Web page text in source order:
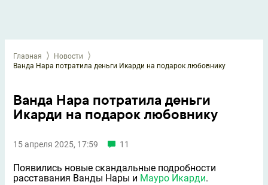
Главная
Новости
Ванда Нара потратила деньги Икарди на подарок любовнику
Ванда Нара потратила деньги
Икарди на подарок любовнику
15 апреля 2025, 17:59 11
Появились новые скандальные подробности
расставания Ванды Нары и Мауро Икарди.